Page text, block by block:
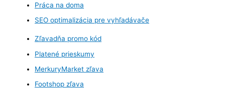
Práca na doma
SEO optimalizácia pre vyhľadávače
Zľavadňa promo kód
Platené prieskumy
MerkuryMarket zľava
Footshop zľava